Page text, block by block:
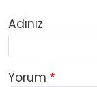
Adınız
Yorum